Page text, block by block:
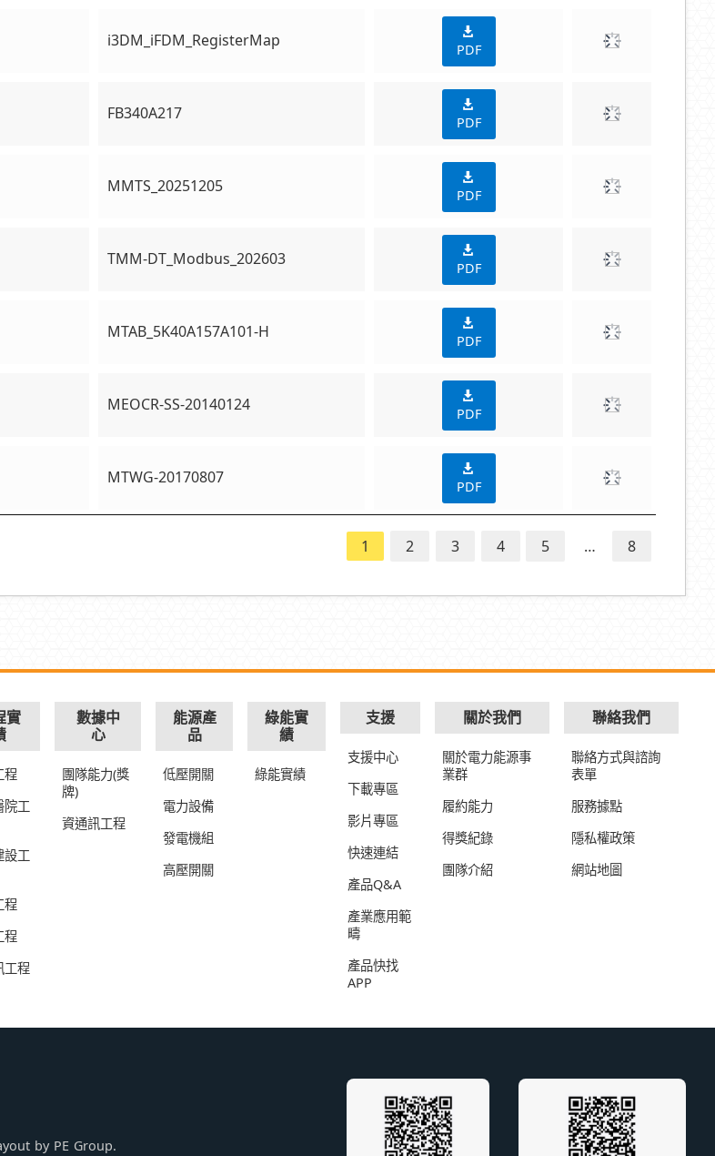
i3DM_iFDM_RegisterMap PDF
FB340A217 PDF
MMTS_20251205 PDF
TMM-DT_Modbus_202603 PDF
MTAB_5K40A157A101-H PDF
MEOCR-SS-20140124 PDF
MTWG-20170807 PDF
1 2 3 4 5 … 8
實
程
院工
設工
程
程
工程
數據中
心
團隊能力(獎
牌)
資通訊工程
能源產
品
低壓開關
電力設備
發電機組
高壓開關
綠能實
績
綠能實績
支援
支援中心
下載專區
影片專區
快速連結
產品Q&A
產業應用範
疇
產品快找
APP
關於我們
關於電力能源事
業群
履約能力
得獎紀錄
團隊介紹
聯絡我們
聯絡方式與諮詢
表單
服務據點
隱私權政策
網站地圖
by PE Group.